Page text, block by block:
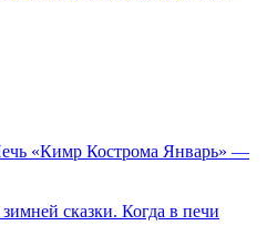
«Кимр Кострома Январь» —
сказки. Когда в печи